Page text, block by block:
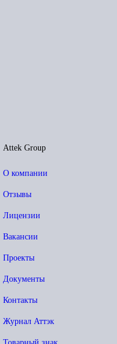
Attek Group
О компании
Отзывы
Лицензии
Вакансии
Проекты
Документы
Контакты
Журнал Аттэк